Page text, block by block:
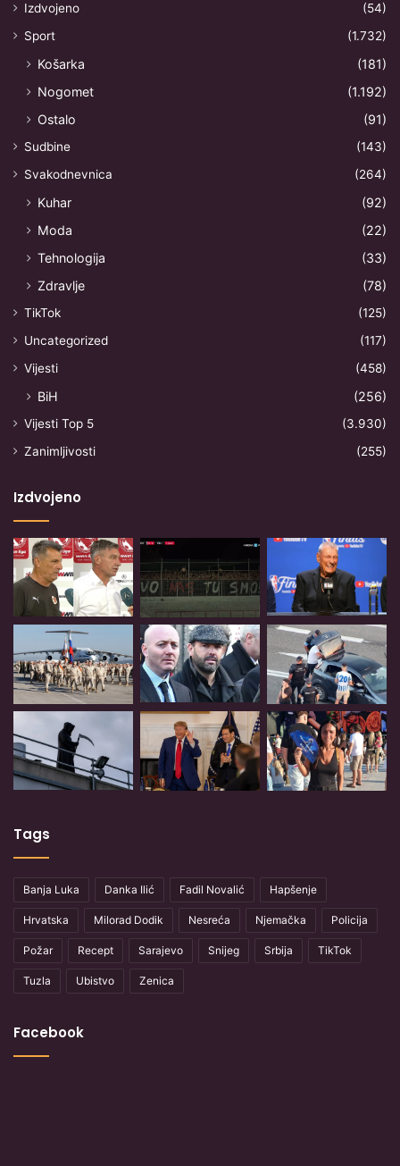
Izdvojeno
(54)
Sport
(1.732)
Košarka
(181)
Nogomet
(1.192)
Ostalo
(91)
Sudbine
(143)
Svakodnevnica
(264)
Kuhar
(92)
Moda
(22)
Tehnologija
(33)
Zdravlje
(78)
TikTok
(125)
Uncategorized
(117)
Vijesti
(458)
BiH (256)
Vijesti Top 5
(3.930)
Zanimljivosti
(255)
Izdvojeno
Tags
Banja Luka Danka Ilić Fadil Novalić Hapšenje
Hrvatska Milorad Dodik Nesreća Njemačka Policija
Požar Recept Sarajevo Snijeg Srbija TikTok
Tuzla Ubistvo Zenica
Facebook